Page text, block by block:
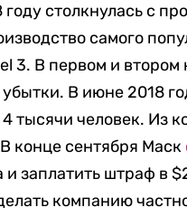
столкнулась с
самого
3. В первом и втором
В июне 2018
тысячи человек. Из
конце сентября Маск
и заплатить штраф в
компанию